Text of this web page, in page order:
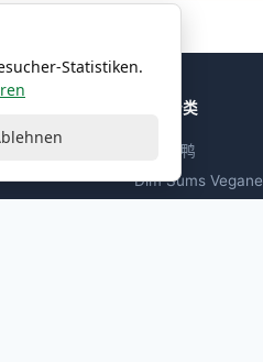
热门分类
北京烤鸭
Dim Sums Vegane
Statistiken.